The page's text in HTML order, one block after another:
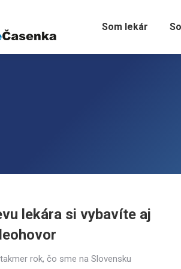
Som lekár
lekára si vybavíte aj
rok, čo sme na Slovensku